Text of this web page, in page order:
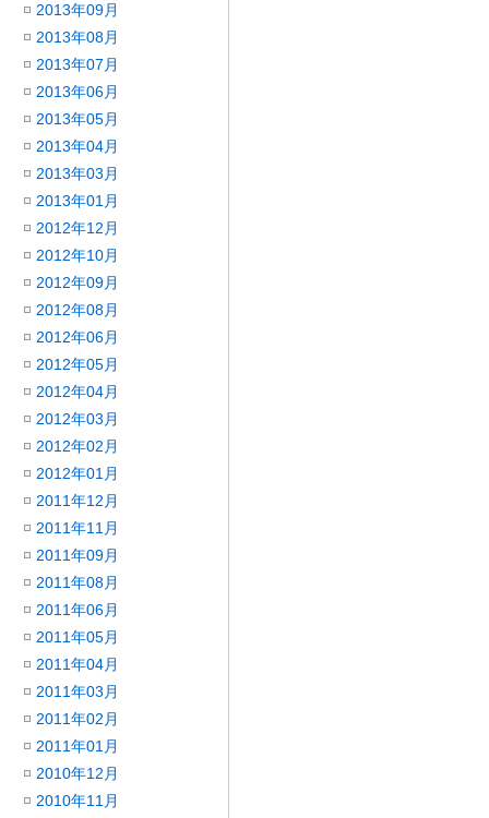
2013年09月
2013年08月
2013年07月
2013年06月
2013年05月
2013年04月
2013年03月
2013年01月
2012年12月
2012年10月
2012年09月
2012年08月
2012年06月
2012年05月
2012年04月
2012年03月
2012年02月
2012年01月
2011年12月
2011年11月
2011年09月
2011年08月
2011年06月
2011年05月
2011年04月
2011年03月
2011年02月
2011年01月
2010年12月
2010年11月